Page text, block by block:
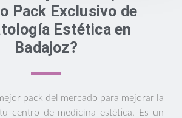
Pack Exclusivo de
Estética en
Badajoz?
pack del mercado para mejorar la
centro de medicina estética. Es un